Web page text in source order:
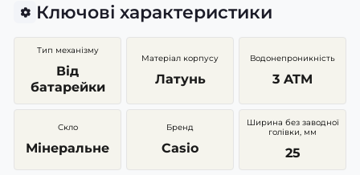
Ключові характеристики
Тип механізму
Від
батарейки
Матеріал корпусу
Латунь
Водонепроникність
3 ATM
Скло
Мінеральне
Бренд
Casio
Ширина без заводної
голівки, мм
25